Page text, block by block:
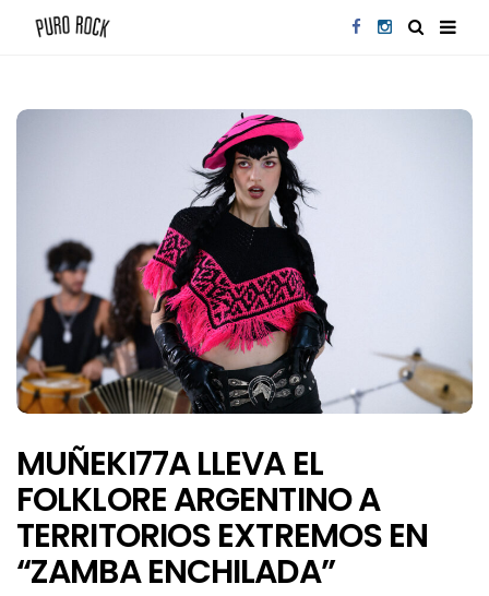
MUÑEKI77A LLEVA EL
FOLKLORE ARGENTINO A
TERRITORIOS EXTREMOS EN
“ZAMBA ENCHILADA”